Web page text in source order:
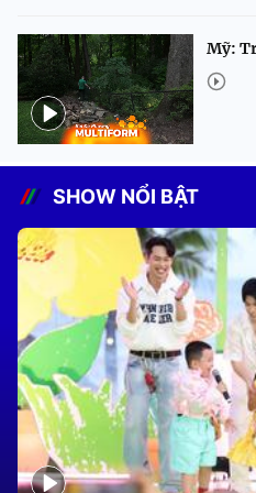
Mỹ:
SHOW NỔI BẬT